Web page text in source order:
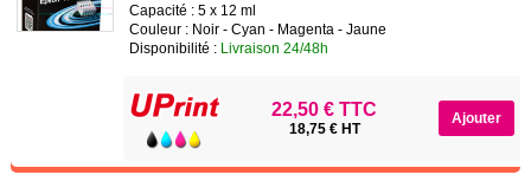
Capacité : 5 x 12 ml
Couleur : Noir - Cyan - Magenta - Jaune
Disponibilité : Livraison 24/48h
22,50 € TTC
18,75 € HT